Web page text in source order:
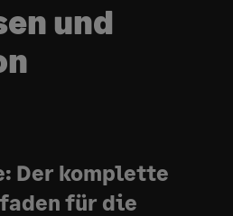
und
Der komplette
für die